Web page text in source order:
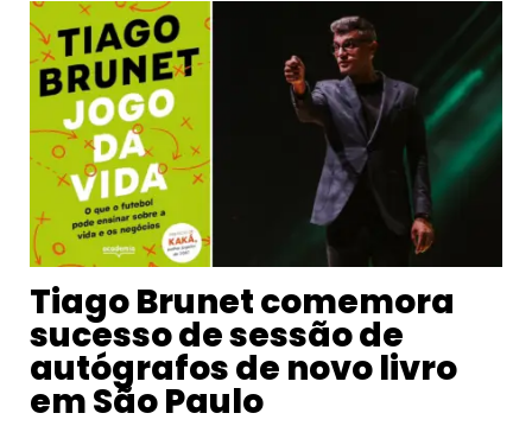
Tiago Brunet comemora
sucesso de sessão de
autógrafos de novo livro
em São Paulo